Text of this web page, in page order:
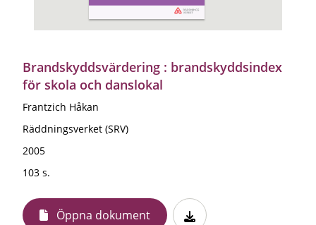
Brandskyddsvärdering : brandskyddsindex
för skola och danslokal
Frantzich Håkan
Räddningsverket (SRV)
2005
103 s.
Öppna dokument